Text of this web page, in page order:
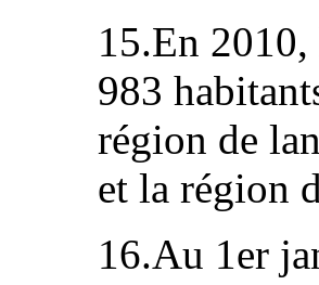
15.En
983
région de
et la région
16.Au 1er